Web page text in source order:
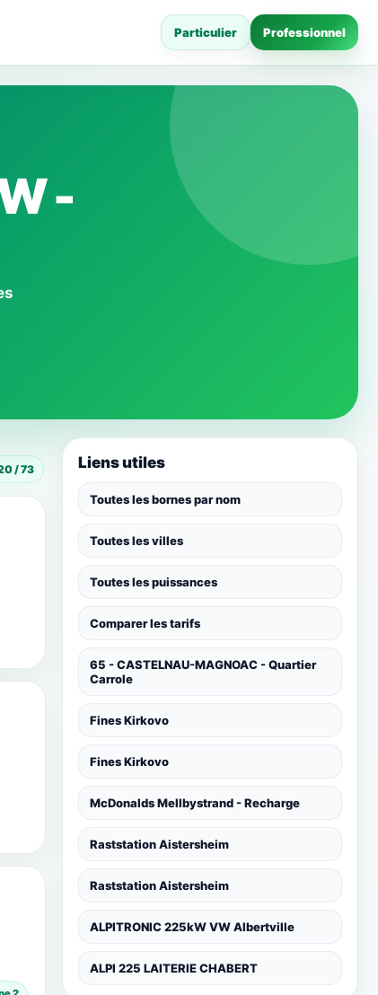
Particulier Professionnel
-
/ 73 Liens utiles
Toutes les bornes par nom
Toutes les villes
Toutes les puissances
Comparer les tarifs
65 - CASTELNAU-MAGNOAC - Quartier
Carrole
Fines Kirkovo
Fines Kirkovo
McDonalds Mellbystrand - Recharge
Raststation Aistersheim
Raststation Aistersheim
ALPITRONIC 225kW VW Albertville
ALPI 225 LAITERIE CHABERT